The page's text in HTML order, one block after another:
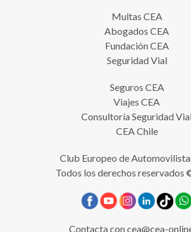
Multas CEA
Abogados CEA
Fundación CEA
Seguridad Vial
Seguros CEA
Viajes CEA
Consultoría Seguridad
CEA Chile
Club Europeo de
Todos los derechos reservados
Contacta concea@cea-